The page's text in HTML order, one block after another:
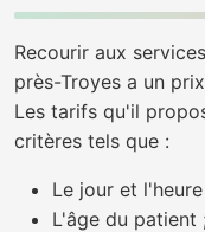
Recourir aux
près-Troyes a un
Les tarifs qu'il
critères tels que :
Le jour et
L'âge du patient